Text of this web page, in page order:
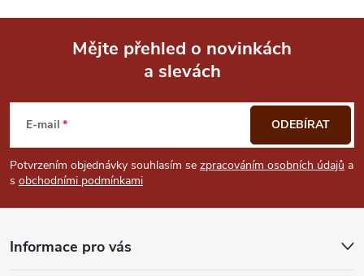
p
p
a
Mějte přehled o novinkách
a slevách
E-mail
Potvrzením objednávky souhlasím se zpracováním osobních údajů a
s obchodními podmínkami
ODEBÍRAT
Informace pro vás